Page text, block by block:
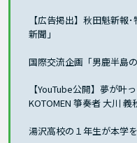
【広告掲出】秋田魁新報
新聞」
国際交流企画「男鹿半島
【YouTube公開】夢が叶
KOTOMEN 箏奏者 大川 義
湯沢高校の１年生が本学